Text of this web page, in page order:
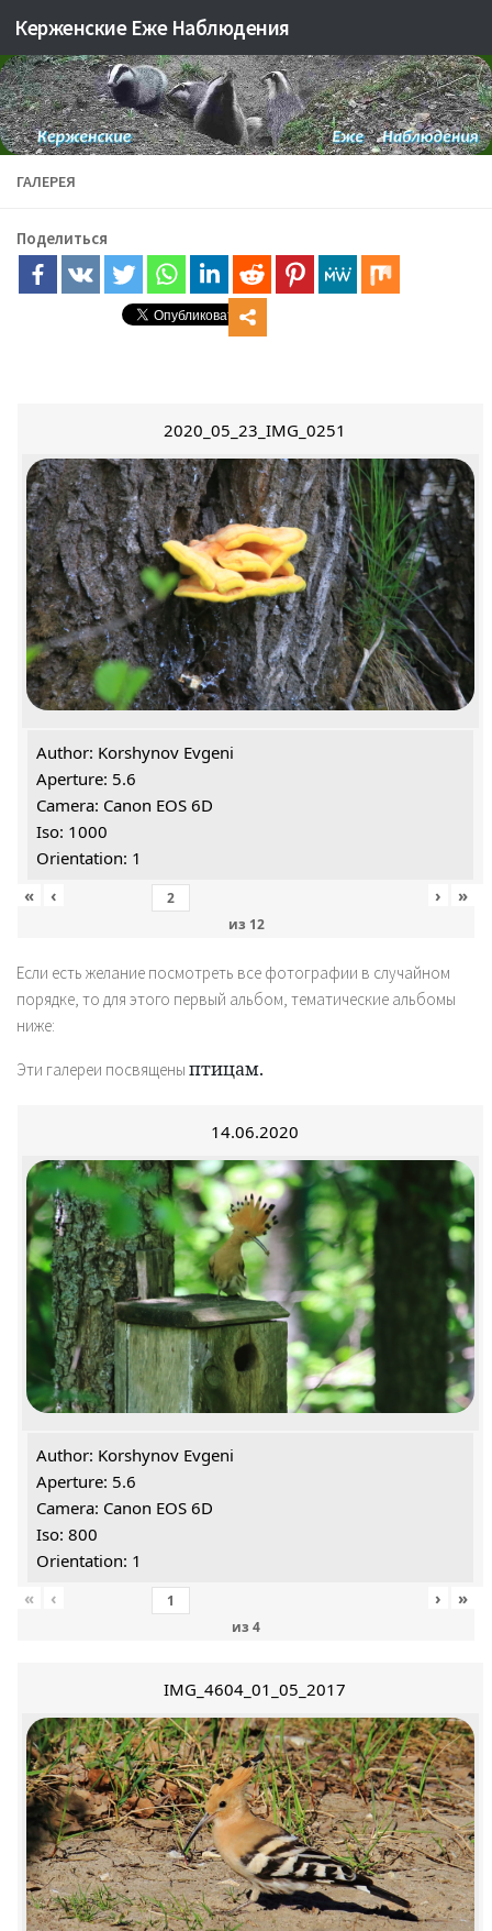
Skip to content
Керженские Еже Наблюдения
ГАЛЕРЕЯ
Поделиться
2020_05_23_IMG_0251
Author: Korshynov Evgeni
Aperture: 5.6
Camera: Canon EOS 6D
Iso: 1000
Orientation: 1
«
‹
из 12
› »
Если есть желание посмотреть все фотографии в случайном
порядке, то для этого первый альбом, тематические альбомы
ниже:
Эти галереи посвящены птицам.
14.06.2020
Author: Korshynov Evgeni
Aperture: 5.6
Camera: Canon EOS 6D
Iso: 800
Orientation: 1
«
‹
из 4
› »
IMG_4604_01_05_2017